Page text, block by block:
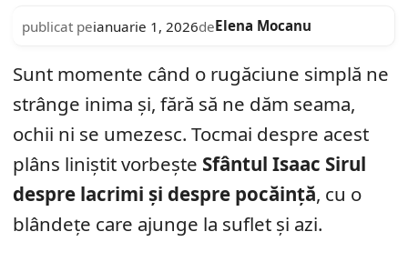
publicat peianuarie 1, 2026deElena Mocanu
Sunt momente când o rugăciune simplă ne
strânge inima și, fără să ne dăm seama,
ochii ni se umezesc. Tocmai despre acest
plâns liniștit vorbește Sfântul Isaac Sirul
despre lacrimi și despre pocăință, cu o
blândețe care ajunge la suflet și azi.